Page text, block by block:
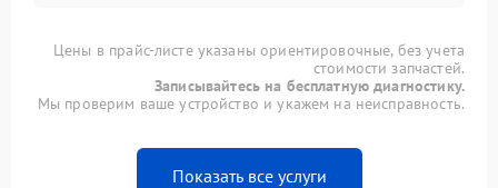
Цены в прайс-листе указаны ориентировочные, без учета
стоимости запчастей.
Записывайтесь на бесплатную диагностику.
Мы проверим ваше устройство и укажем на неисправность.
Показать все услуги